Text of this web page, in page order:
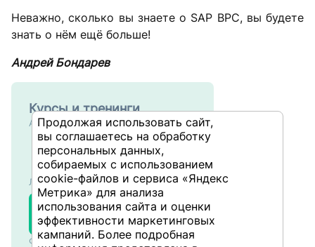
Неважно, сколько вы знаете о SAP BPC, вы будете
знать о нём ещё больше!
Андрей Бондарев
Курсы и тренинги
Администрирование
Настройка
производительности
систем на основе SAP
NW ABAP
10.08.2026
Логистика
SMM
304
Настройки в
управлении
материальными
10.08.2026
Финансы и учёт
Продолжая использовать сайт,
вы соглашаетесь на обработку
персональных данных,
собираемых с использованием
cookie-файлов и сервиса «Яндекс
Метрика» для анализа
использования сайта и оценки
эффективности маркетинговых
кампаний. Более подробная